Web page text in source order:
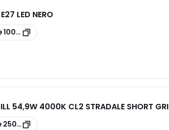
LED NERO
100-1310101B
54,9W 4000K CL2 STRADALE SHORT GRI
250-1831282M